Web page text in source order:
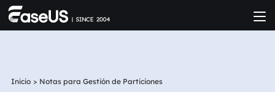
Inicio > Notas para Gestión de Particiones